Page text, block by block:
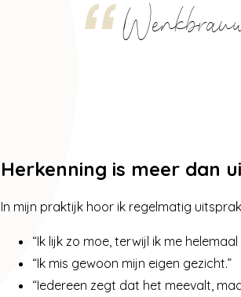
Herkenning is meer dan
In mijn praktijk hoor ik regelmatig
“Ik lijk zo moe, terwijl ik me
“Ik mis gewoon mijn eigen gezicht.”
“Iedereen zegt dat het meevalt,